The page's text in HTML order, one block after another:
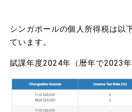
シンガポールの個人所得税は以
ています。
賦課年度2024年（暦年で2023